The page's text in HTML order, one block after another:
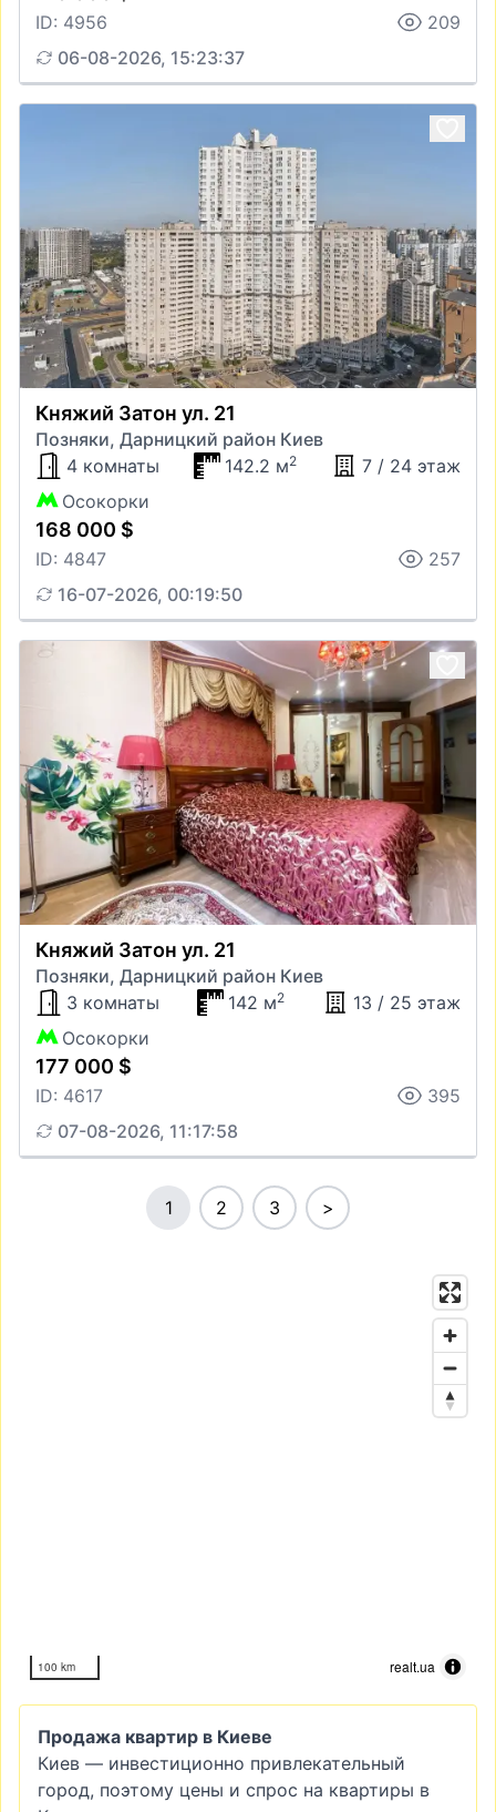
ID: 4956
209
06-08-2026, 15:23:37
Княжий Затон ул. 21
Позняки, Дарницкий район Киев
4 комнаты
142.2 м2
7 / 24 этаж
Осокорки
168 000 $
ID: 4847
257
16-07-2026, 00:19:50
Княжий Затон ул. 21
Позняки, Дарницкий район Киев
3 комнаты
142 м2
13 / 25 этаж
Осокорки
177 000 $
ID: 4617
395
07-08-2026, 11:17:58
1 2 3 >
100 km realt.ua
Продажа квартир в Киеве
Киев — инвестиционно привлекательный
город, поэтому цены и спрос на квартиры в